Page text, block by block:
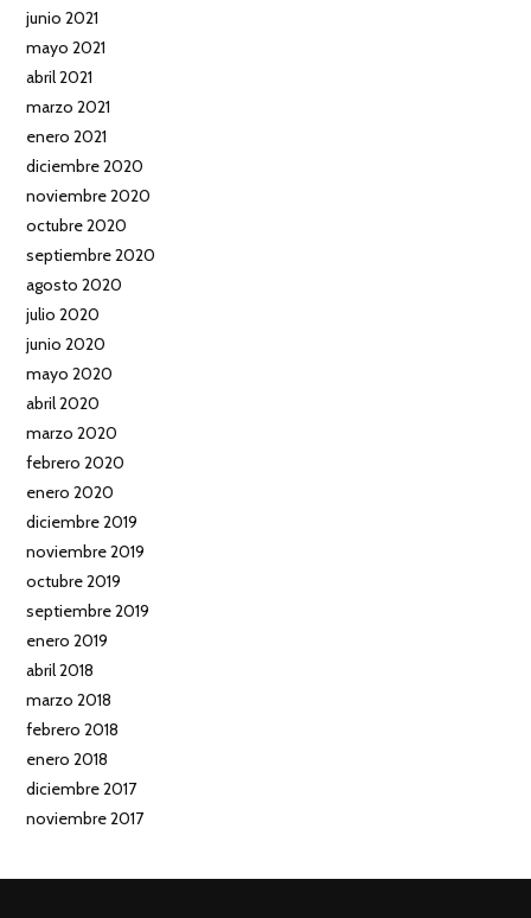
junio 2021
mayo 2021
abril 2021
marzo 2021
enero 2021
diciembre 2020
noviembre 2020
octubre 2020
septiembre 2020
agosto 2020
julio 2020
junio 2020
mayo 2020
abril 2020
marzo 2020
febrero 2020
enero 2020
diciembre 2019
noviembre 2019
octubre 2019
septiembre 2019
enero 2019
abril 2018
marzo 2018
febrero 2018
enero 2018
diciembre 2017
noviembre 2017